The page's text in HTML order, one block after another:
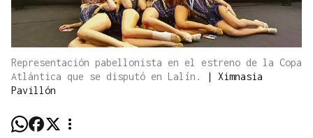
Representación pabellonista en el estreno de la Copa
Atlántica que se disputó en Lalín.
| Ximnasia
Pavillón